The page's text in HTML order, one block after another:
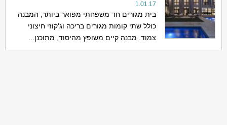
1.01.17
בית מגורים חד משפחתי מפואר ביותר, המבנה
כולל שתי קומות מגורים בריכה וג'קוזי חיצוני
צמוד. מבנה קיים משופץ מהיסוד, מתוכנן...